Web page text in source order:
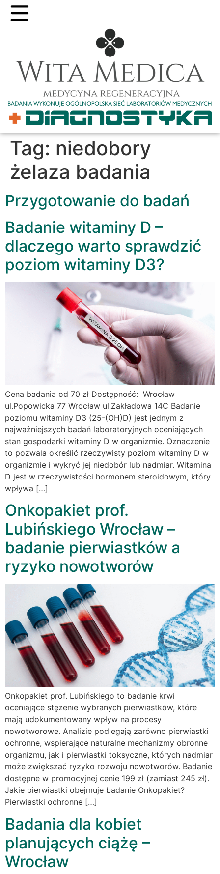
Tag: niedobory
żelaza badania
Przygotowanie do badań
Badanie witaminy D –
dlaczego warto sprawdzić
poziom witaminy D3?
Cena badania od 70 zł Dostępność: Wrocław
ul.Popowicka 77 Wrocław ul.Zakładowa 14C Badanie
poziomu witaminy D3 (25-(OH)D) jest jednym z
najważniejszych badań laboratoryjnych oceniających
stan gospodarki witaminy D w organizmie. Oznaczenie
to pozwala określić rzeczywisty poziom witaminy D w
organizmie i wykryć jej niedobór lub nadmiar. Witamina
D jest w rzeczywistości hormonem steroidowym, który
wpływa […]
Onkopakiet prof.
Lubińskiego Wrocław –
badanie pierwiastków a
ryzyko nowotworów
Onkopakiet prof. Lubińskiego to badanie krwi
oceniające stężenie wybranych pierwiastków, które
mają udokumentowany wpływ na procesy
nowotworowe. Analizie podlegają zarówno pierwiastki
ochronne, wspierające naturalne mechanizmy obronne
organizmu, jak i pierwiastki toksyczne, których nadmiar
może zwiększać ryzyko rozwoju nowotworów. Badanie
dostępne w promocyjnej cenie 199 zł (zamiast 245 zł).
Jakie pierwiastki obejmuje badanie Onkopakiet?
Pierwiastki ochronne […]
Badania dla kobiet
planujących ciążę –
Wrocław